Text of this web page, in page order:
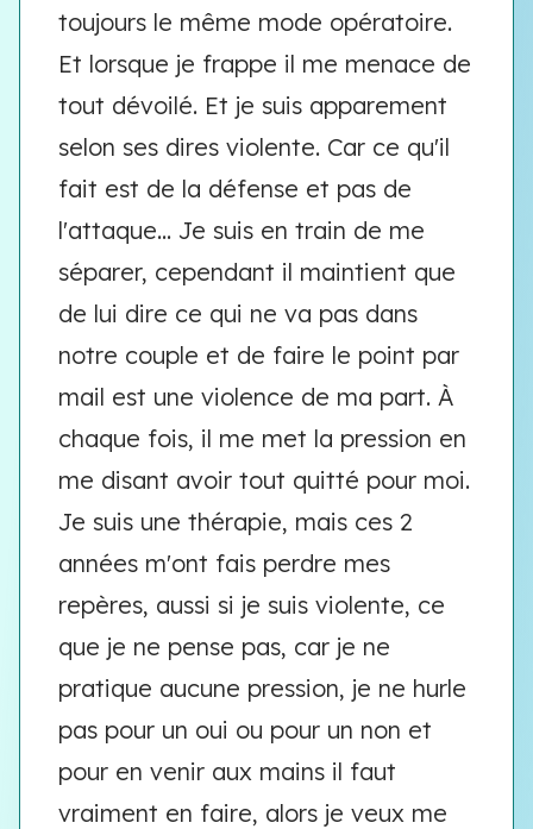
toujours le même mode opératoire.
Et lorsque je frappe il me menace de
tout dévoilé. Et je suis apparement
selon ses dires violente. Car ce qu'il
fait est de la défense et pas de
l'attaque... Je suis en train de me
séparer, cependant il maintient que
de lui dire ce qui ne va pas dans
notre couple et de faire le point par
mail est une violence de ma part. À
chaque fois, il me met la pression en
me disant avoir tout quitté pour moi.
Je suis une thérapie, mais ces 2
années m'ont fais perdre mes
repères, aussi si je suis violente, ce
que je ne pense pas, car je ne
pratique aucune pression, je ne hurle
pas pour un oui ou pour un non et
pour en venir aux mains il faut
vraiment en faire, alors je veux me